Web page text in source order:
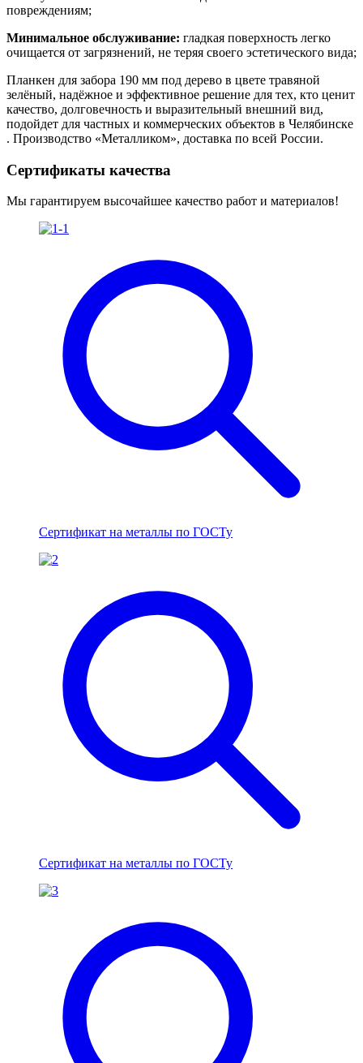
повреждениям;
Минимальное обслуживание: гладкая поверхность легко
очищается от загрязнений, не теряя своего эстетического вида;
Планкен для забора 190 мм под дерево в цвете травяной
зелёный, надёжное и эффективное решение для тех, кто ценит
качество, долговечность и выразительный внешний вид,
подойдет для частных и коммерческих объектов в Челябинске
. Производство «Металликом», доставка по всей России.
Сертификаты качества
Мы гарантируем высочайшее качество работ и материалов!
Сертификат на металлы по ГОСТу
Сертификат на металлы по ГОСТу